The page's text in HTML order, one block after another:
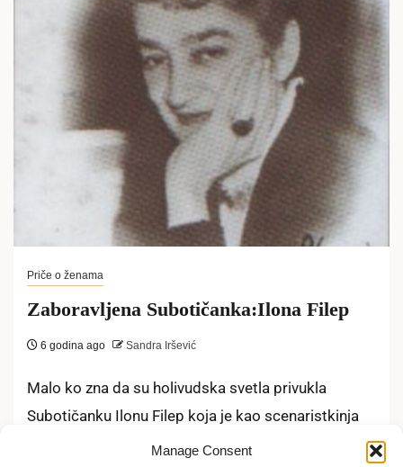
Manage Consent
Priče o ženama
Zaboravljena Subotičanka:Ilona Filep
6 godina ago Sandra Iršević
Malo ko zna da su holivudska svetla privukla
Subotičanku Ilonu Filep koja je kao scenaristkinja
potpisala fillmove: “Spring shower”( 1932),...